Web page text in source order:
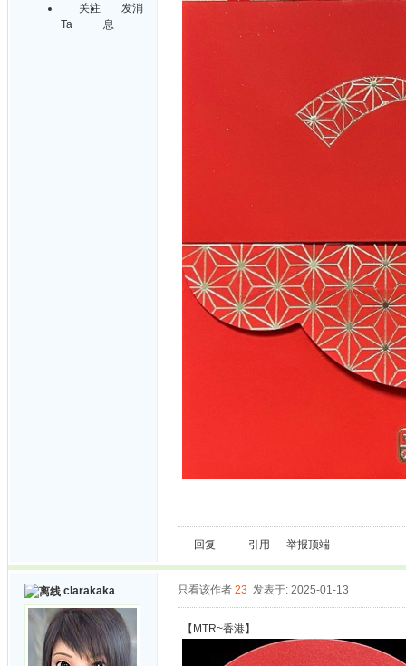
关注
Ta
发消
息
回复 引用 举报顶端
clarakaka 只看该作者 23 发表于: 2025-01-13
【MTR~香港】